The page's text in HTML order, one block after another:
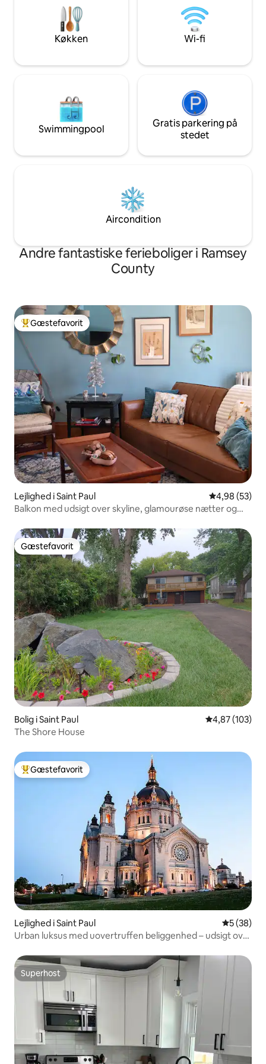
skønheden ved White Bear Lake, en af
de største søer i Twin Cities. Dette
Airbnb-ophold bliver helt sikkert
mindeværdigt.
detaljer. Plads til
venner,
har brug for at
Køkken Wi-fi
Swimmingpool
Gratis parkering på
stedet
Aircondition
Andre fantastiske ferieboliger i Ramsey
County
Bedste gæstefavorit
Gæstefavorit
Lejlighed i Saint Paul 4,98 ud af 5 i
4,98 (53)
Balkon med udsigt over skyline, glamourøse nætter og
Gæstefavorit
Gæstefavorit
Bolig i Saint Paul 4,87 ud af 5 i
4,87 (103)
The Shore House
Bedste gæstefavorit
Gæstefavorit
Lejlighed i Saint Paul 5 ud af 5 i
5 (38)
Urban luksus med uovertruffen beliggenhed – udsigt over
Superhost
Superhost